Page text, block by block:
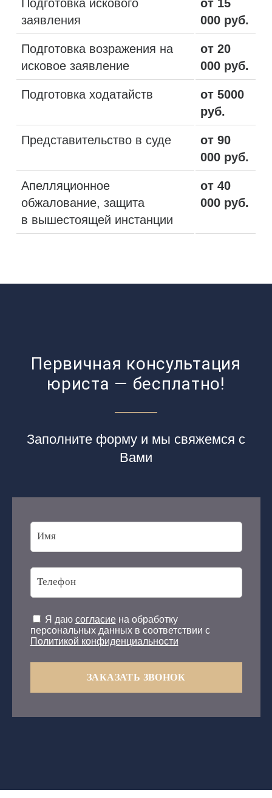
Подготовка искового
заявления
от 15
000 руб.
Подготовка возражения на
исковое заявление
от 20
000 руб.
Подготовка ходатайств
от 5000
руб.
Представительство в суде
от 90
000 руб.
Апелляционное
обжалование, защита
в вышестоящей инстанции
от 40
000 руб.
Первичная консультация
юриста — бесплатно!
Заполните форму и мы свяжемся с
Вами
Я даю согласиена обработку
персональных данных в соответствии с
Политикой конфиденциальности
ЗАКАЗАТЬ ЗВОНОК